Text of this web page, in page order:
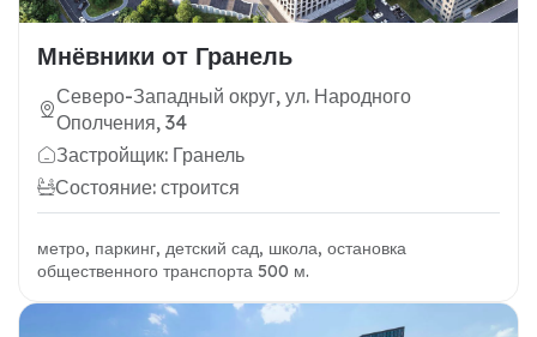
Мнёвники от Гранель
Северо-Западный округ, ул. Народного
Ополчения, 34
Застройщик: Гранель
Состояние: строится
метро, паркинг, детский сад, школа, остановка
общественного транспорта 500 м.